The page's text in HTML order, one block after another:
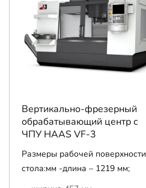
Вертикально-фрезерный
обрабатывающий центр с
ЧПУ HAAS VF-3
Размеры рабочей поверхности
стола:мм -длина – 1219 мм;